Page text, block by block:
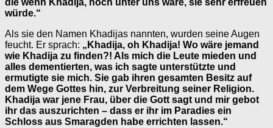
die wenn Khadija, noch unter uns wäre, sie sehr erfreuen
würde.“
Als sie den Namen Khadijas nannten, wurden seine Augen
feucht. Er sprach: „Khadija, oh Khadija! Wo wäre jemand
wie Khadija zu finden?! Als mich die Leute mieden und
alles dementierten, was ich sagte unterstützte und
ermutigte sie mich. Sie gab ihren gesamten Besitz auf
dem Wege Gottes hin, zur Verbreitung seiner Religion.
Khadija war jene Frau, über die Gott sagt und mir gebot
ihr das auszurichten – dass er ihr im Paradies ein
Schloss aus Smaragden habe errichten lassen.“